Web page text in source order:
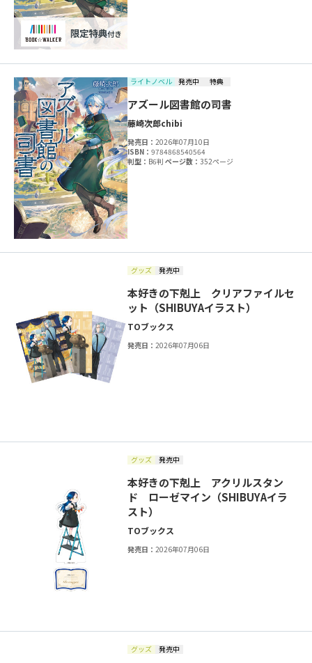
ライトノベル 発売中 特典
アズール図書館の司書
藤崎次郎chibi
発売日：2026年07月10日
ISBN：9784868540564
判型： B6判ページ数：352ページ
グッズ 発売中
本好きの下剋上 クリアファイルセ
ット（SHIBUYAイラスト）
TOブックス
発売日：2026年07月06日
グッズ 発売中
本好きの下剋上 アクリルスタン
ド ローゼマイン（SHIBUYAイラ
スト）
TOブックス
発売日：2026年07月06日
グッズ 発売中